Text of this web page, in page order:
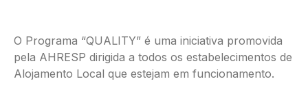
O Programa “QUALITY” é uma iniciativa promovida
pela AHRESP dirigida a todos os estabelecimentos de
Alojamento Local que estejam em funcionamento.